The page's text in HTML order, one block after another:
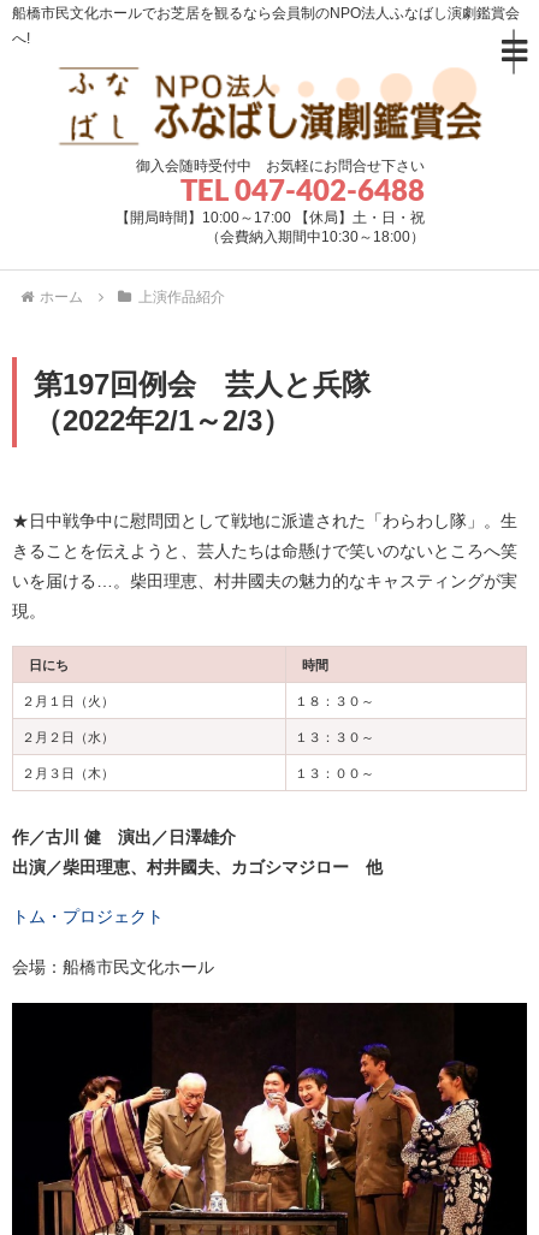
船橋市民文化ホールでお芝居を観るなら会員制のNPO法人ふなばし演劇鑑賞会
へ!
御入会随時受付中 お気軽にお問合せ下さい
TEL 047-402-6488
【開局時間】10:00～17:00 【休局】土・日・祝
（会費納入期間中10:30～18:00）
ホーム 上演作品紹介
第197回例会 芸人と兵隊
（2022年2/1～2/3）
★日中戦争中に慰問団として戦地に派遣された「わらわし隊」。生
きることを伝えようと、芸人たちは命懸けで笑いのないところへ笑
いを届ける…。柴田理恵、村井國夫の魅力的なキャスティングが実
現。
日にち 時間
２月１日（火） １８：３０～
２月２日（水） １３：３０～
２月３日（木） １３：００～
作／古川 健 演出／日澤雄介
出演／柴田理恵、村井國夫、カゴシマジロー 他
トム・プロジェクト
会場：船橋市民文化ホール